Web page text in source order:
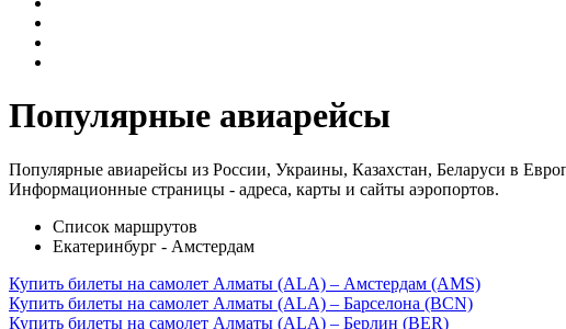
Популярные авиарейсы
Популярные авиарейсы из России, Украины, Казахстан, Беларуси в
Информационные страницы - адреса, карты и сайты аэропортов.
Список маршрутов
Екатеринбург - Амстердам
Купить билеты на самолет Алматы (ALA) – Амстердам (AMS)
Купить билеты на самолет Алматы (ALA) – Барселона (BCN)
Купить билеты на самолет Алматы (ALA) – Берлин (BER)